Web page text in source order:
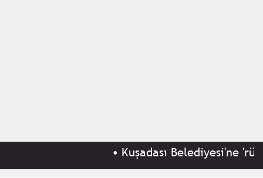
Kuşadası Belediyesi'ne